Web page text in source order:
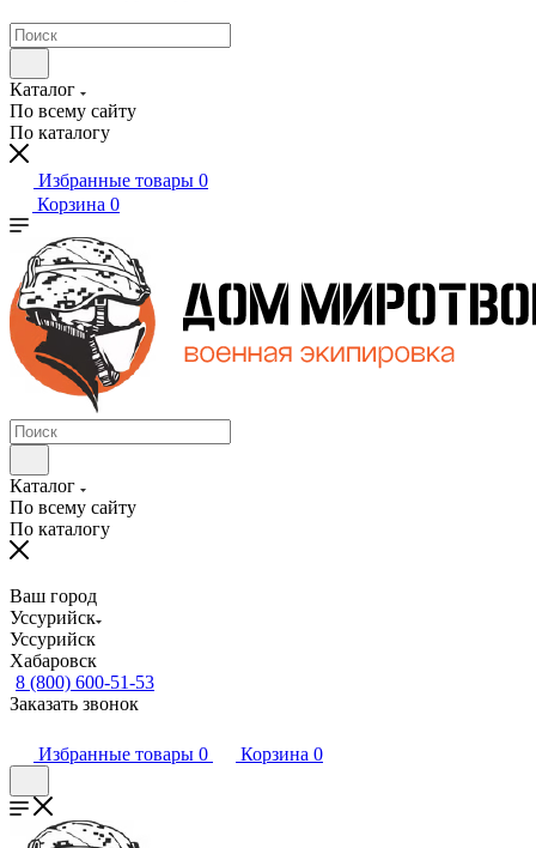
Каталог
По всему сайту
По каталогу
Избранные товары 0
Корзина 0
Каталог
По всему сайту
По каталогу
Ваш город
Уссурийск
Уссурийск
Хабаровск
8 (800) 600-51-53
Заказать звонок
Избранные товары 0 Корзина 0